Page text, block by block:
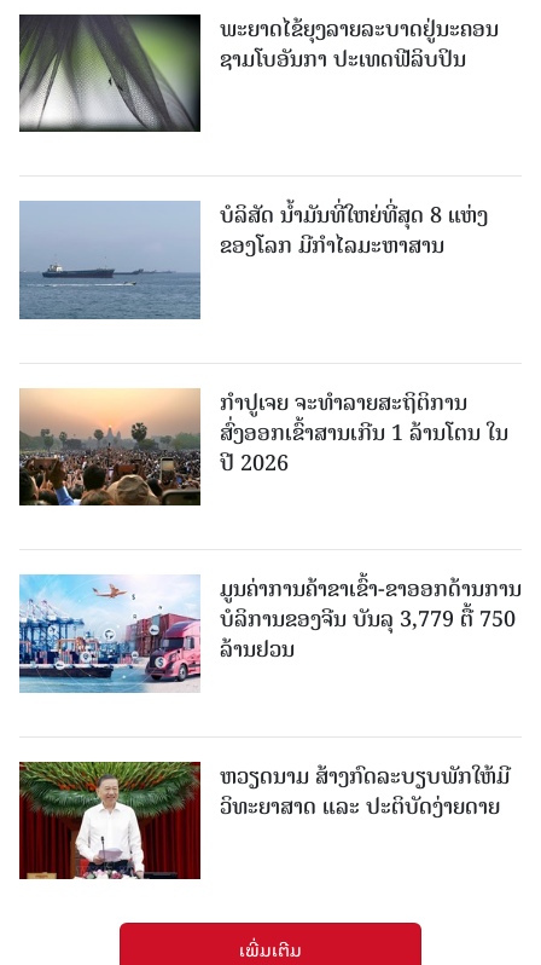
ພະຍາດໄຂ້ຍຸງລາຍລະບາດຢູ່ນະຄອນ
ຊາມໂບ​ອັນກາ ປະເທດຟີລິບປິນ
ບໍລິສັດ ນ້ຳມັນທີ່ໃຫຍ່ທີ່ສຸດ 8 ແຫ່ງ
ຂອງໂລກ ມີກຳໄລມະຫາສານ
ກຳປູເຈຍ ຈະທຳລາຍສະຖິຕິການ
ສົ່ງອອກເຂົ້າສານເກີນ 1 ລ້ານໂຕນ ໃນ
ປີ 2026
ມູນຄ່າການຄ້າຂາເຂົ້າ-ຂາອອກດ້ານການ
ບໍລິການຂອງຈີນ ບັນລຸ 3,779 ຕື້ 750
ລ້ານຢວນ
ຫວຽດນາມ ສ້າງກົດລະບຽບພັກໃຫ້ມີ
ວິທະຍາສາດ ແລະ ປະຕິບັດງ່າຍດາຍ
ເພີ່ມເຕີມ